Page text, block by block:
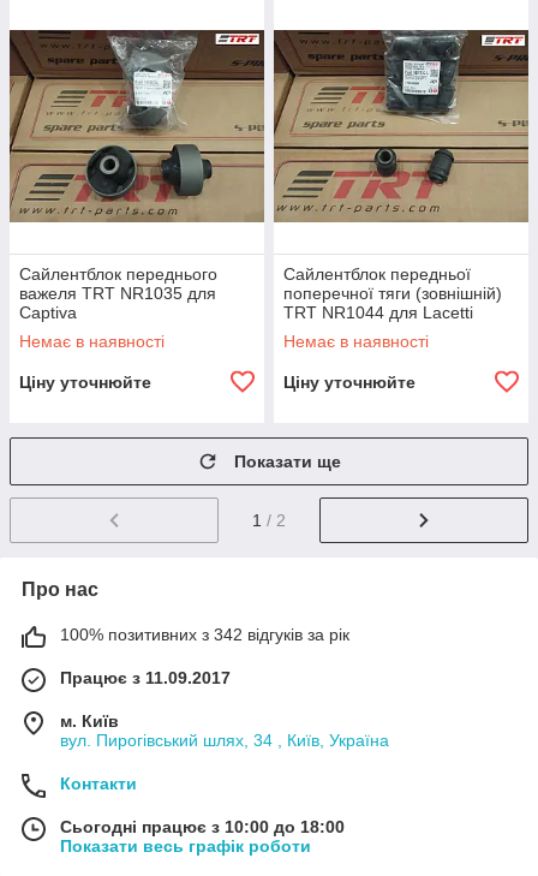
Сайлентблок переднього
важеля TRT NR1035 для
Captiva
Немає в наявності
Ціну уточнюйте
Сайлентблок передньої
поперечної тяги (зовнішній)
TRT NR1044 для Lacetti
Немає в наявності
Ціну уточнюйте
Показати ще
1 / 2
Про нас
100% позитивних з 342 відгуків за рік
Працює з 11.09.2017
м. Київ
вул. Пирогівський шлях, 34 , Київ, Україна
Контакти
Сьогодні працює з 10:00 до 18:00
Показати весь графік роботи